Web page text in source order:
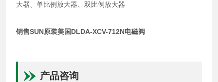
大器、单比例放大器、双比例放大器
销售SUN原装美国DLDA-XCV-712N电磁阀
产品咨询